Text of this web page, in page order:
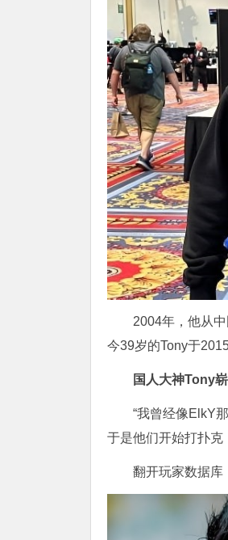
2004年，他从
今39岁的Tony于
国人大神Tony
“我曾经像ElkY
于是他们开始打扑克
翻开玩家数据库